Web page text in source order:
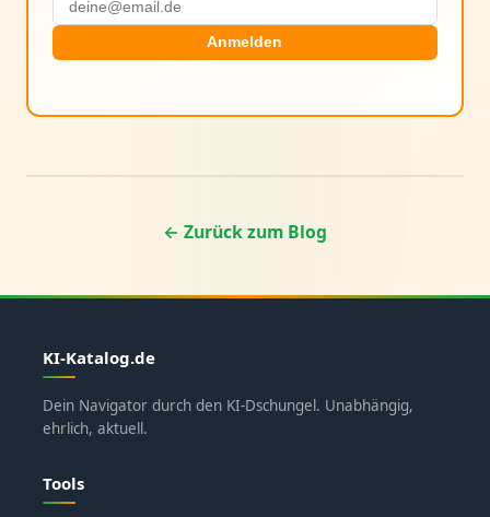
Anmelden
← Zurück zum Blog
KI-Katalog.de
Dein Navigator durch den KI-Dschungel. Unabhängig,
ehrlich, aktuell.
Tools